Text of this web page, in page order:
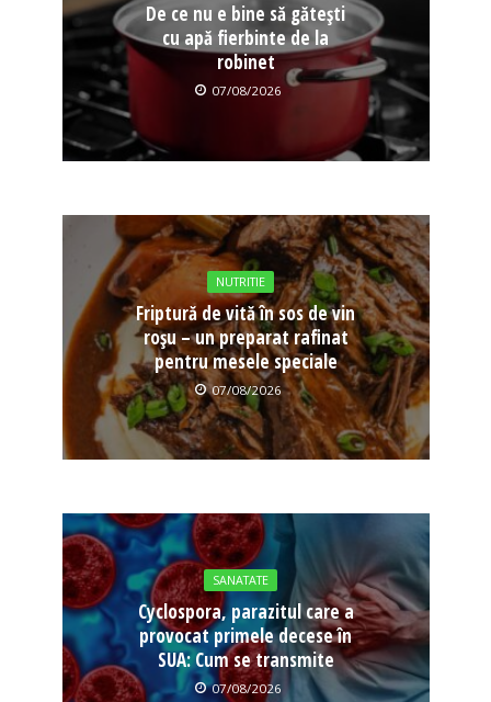
De ce nu e bine să gătești
cu apă fierbinte de la
robinet
07/08/2026
NUTRITIE
Friptură de vită în sos de vin
roșu – un preparat rafinat
pentru mesele speciale
07/08/2026
SANATATE
Cyclospora, parazitul care a
provocat primele decese în
SUA: Cum se transmite
07/08/2026